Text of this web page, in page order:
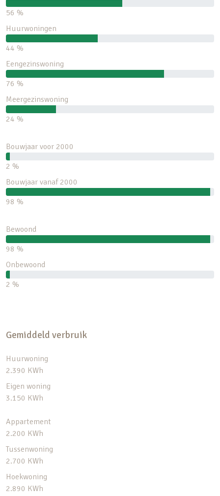
56 %
Huurwoningen
44 %
Eengezinswoning
76 %
Meergezinswoning
24 %
Bouwjaar voor 2000
2 %
Bouwjaar vanaf 2000
98 %
Bewoond
98 %
Onbewoond
2 %
Gemiddeld verbruik
Huurwoning
2.390 KWh
Eigen woning
3.150 KWh
Appartement
2.200 KWh
Tussenwoning
2.700 KWh
Hoekwoning
2.890 KWh